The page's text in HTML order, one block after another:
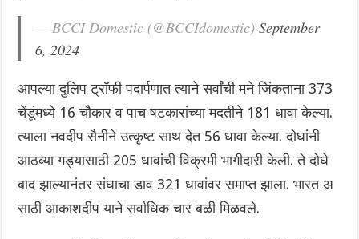
— BCCI Domestic (@BCCIdomestic)September
6, 2024
आपल्या दुलिप ट्रॉफी पदार्पणात त्याने सर्वांची मने जिंकताना 373
चेंडूंमध्ये 16 चौकार व पाच षटकारांच्या मदतीने 181 धावा केल्या.
त्याला नवदीप सैनीने उत्कृष्ट साथ देत 56 धावा केल्या. दोघांनी
आठव्या गड्यासाठी 205 धावांची विक्रमी भागीदारी केली. ते दोघे
बाद झाल्यानंतर संघाचा डाव 321 धावांवर समाप्त झाला. भारत अ
साठी आकाशदीप याने सर्वाधिक चार बळी मिळवले.